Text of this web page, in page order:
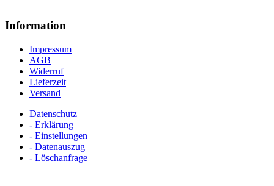
Information
Impressum
AGB
Widerruf
Lieferzeit
Versand
Datenschutz
- Erklärung
- Einstellungen
- Datenauszug
- Löschanfrage